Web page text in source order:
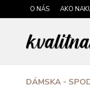
O NÁS AKO
DÁMSKA -